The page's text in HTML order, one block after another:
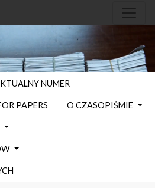
NUMER
PAPERS O CZASOPIŚMIE